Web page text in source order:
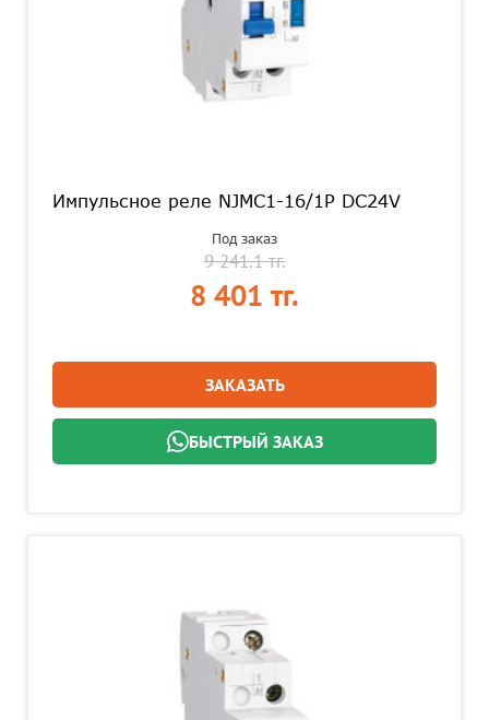
Импульсное реле NJMC1-16/1P DC24V
Под заказ
9 241.1 тг.
8 401 тг.
ЗАКАЗАТЬ
БЫСТРЫЙ ЗАКАЗ